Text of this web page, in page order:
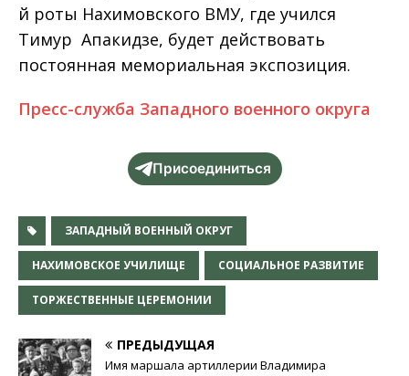
й роты Нахимовского ВМУ, где учился
Тимур Апакидзе, будет действовать
постоянная мемориальная экспозиция.
Пресс-служба Западного военного округа
Присоединиться
ЗАПАДНЫЙ ВОЕННЫЙ ОКРУГ
НАХИМОВСКОЕ УЧИЛИЩЕ СОЦИАЛЬНОЕ РАЗВИТИЕ
ТОРЖЕСТВЕННЫЕ ЦЕРЕМОНИИ
ПРЕДЫДУЩАЯ
Имя маршала артиллерии Владимира